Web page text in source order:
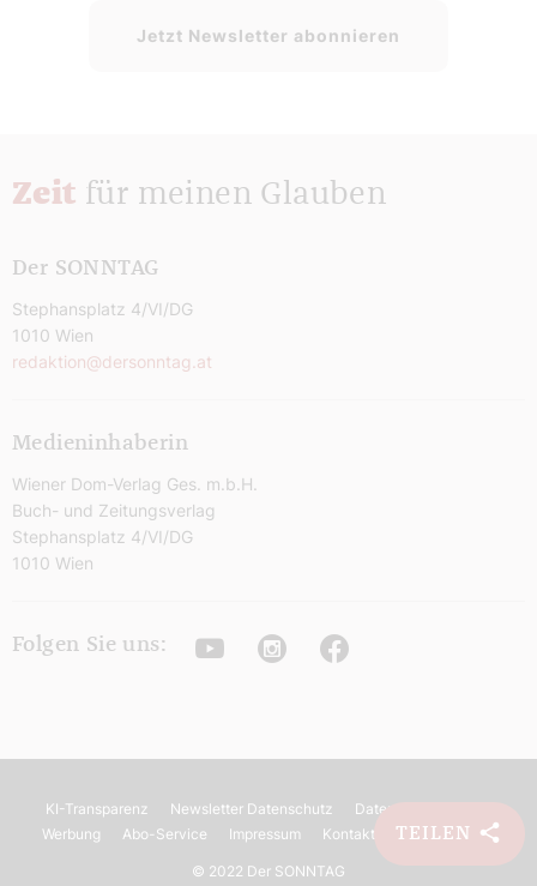
TEILEN
Jetzt Newsletter abonnieren
Zeit für meinen Glauben
Der SONNTAG
Stephansplatz 4/VI/DG
1010 Wien
redaktion@dersonntag.at
Medieninhaberin
Wiener Dom-Verlag Ges. m.b.H.
Buch- und Zeitungsverlag
Stephansplatz 4/VI/DG
1010 Wien
Folgen Sie uns: YoutubeInstagramFacebook
KI-Transparenz Newsletter Datenschutz Datenschutz
Werbung
Abo-Service Impressum Kontakt Barrierefreiheit
© 2022 Der SONNTAG